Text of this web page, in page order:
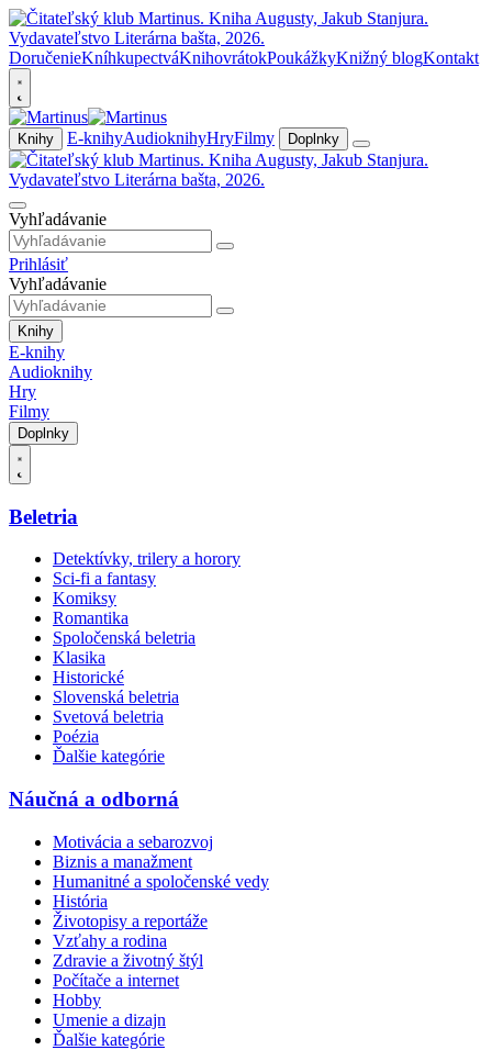
DoručenieKníhkupectváKnihovrátokPoukážkyKnižný blogKontakt
Knihy E-knihyAudioknihyHryFilmy Doplnky
Vyhľadávanie
Prihlásiť
Vyhľadávanie
Knihy
E-knihy
Audioknihy
Hry
Filmy
Doplnky
Beletria
Detektívky, trilery a horory
Sci-fi a fantasy
Komiksy
Romantika
Spoločenská beletria
Klasika
Historické
Slovenská beletria
Svetová beletria
Poézia
Ďalšie kategórie
Náučná a odborná
Motivácia a sebarozvoj
Biznis a manažment
Humanitné a spoločenské vedy
História
Životopisy a reportáže
Vzťahy a rodina
Zdravie a životný štýl
Počítače a internet
Hobby
Umenie a dizajn
Ďalšie kategórie